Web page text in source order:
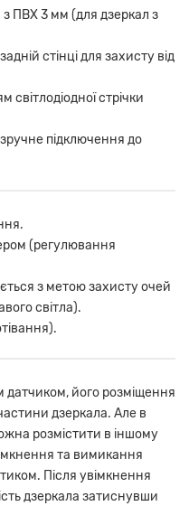
ПВХ 3 мм (для дзеркал з
стінці для захисту від
стрічки
зручне підключення до
(регулювання
з метою захисту очей
світла).
датчиком, його розміщення
дзеркала. Але в
розмістити в іншому
та вимикання
Після увімкнення
дзеркала затиснувши